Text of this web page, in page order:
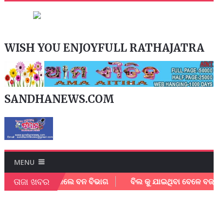
WISH YOU ENJOYFULL RATHAJATRA
SANDHANEWS.COM
MENU
ତାଜା ଖବର
ସଚେତନ କଲେ ବନ ବିଭାଗ ବିଲ କୁ ଯାଇଥିବା ବେଳେ